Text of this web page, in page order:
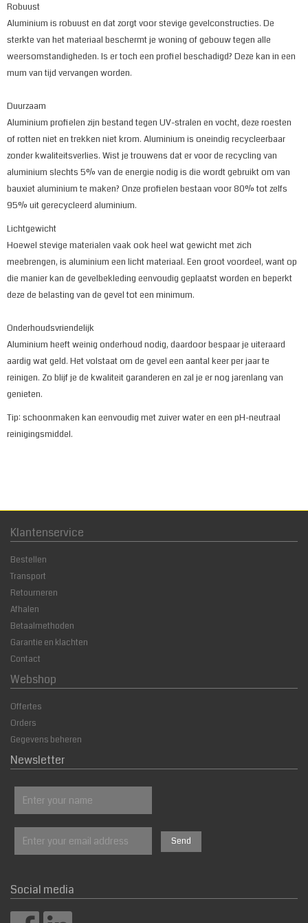
Robuust
Aluminium is robuust en dat zorgt voor stevige gevelconstructies. De
sterkte van het materiaal beschermt je woning of gebouw tegen alle
weersomstandigheden. Is er toch een profiel beschadigd? Deze kan in een
mum van tijd vervangen worden.
Duurzaam
Aluminium profielen zijn bestand tegen UV-stralen en vocht, deze roesten
of rotten niet en trekken niet krom. Aluminium is oneindig recycleerbaar
zonder kwaliteitsverlies. Wist je trouwens dat er voor de recycling van
aluminium slechts 5% van de energie nodig is die wordt gebruikt om van
bauxiet aluminium te maken? Onze profielen bestaan voor 80% tot zelfs
95% uit gerecycleerd aluminium.
Lichtgewicht
Hoewel stevige materialen vaak ook heel wat gewicht met zich
meebrengen, is aluminium een licht materiaal. Een groot voordeel, want op
die manier kan de gevelbekleding eenvoudig geplaatst worden en beperkt
deze de belasting van de gevel tot een minimum.
Onderhoudsvriendelijk
Aluminium heeft weinig onderhoud nodig, daardoor bespaar je uiteraard
aardig wat geld. Het volstaat om de gevel een aantal keer per jaar te
reinigen. Zo blijf je de kwaliteit garanderen en zal je er nog jarenlang van
genieten.
Tip: schoonmaken kan eenvoudig met zuiver water en een pH-neutraal
reinigingsmiddel.
Klantenservice
Bestellen
Transport
Retourneren
Afhalen
Betaalmethoden
Garantie en klachten
Contact
Webshop
Offertes
Orders
Gegevens beheren
Newsletter
Social media